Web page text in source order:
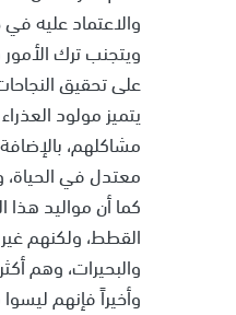
والاعتماد عليه
ويتجنب ترك
على تحقيق
يتميز مولود
مشاكلهم،
معتدل في الحياة،
كما أن مواليد هذا
القطط، ولكنهم غير
والبحيرات، وهم
وأخيراً فإنهم